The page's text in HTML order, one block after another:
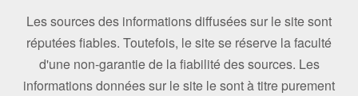
Les sources des informations diffusées sur le site sont
réputées fiables. Toutefois, le site se réserve la faculté
d'une non-garantie de la fiabilité des sources. Les
informations données sur le site le sont à titre purement